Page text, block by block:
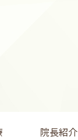
院長紹介